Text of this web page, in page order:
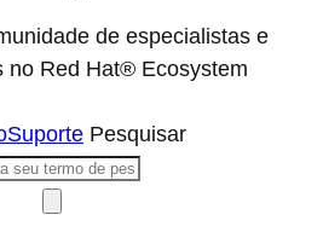
de especialistas e
no Red Hat® Ecosystem
Suporte Pesquisar